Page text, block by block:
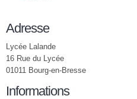
Adresse
Lycée Lalande
16 Rue du Lycée
01011 Bourg-en-Bresse
Informations